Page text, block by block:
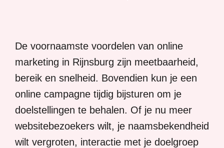
De voornaamste voordelen van online
marketing in Rijnsburg zijn meetbaarheid,
bereik en snelheid. Bovendien kun je een
online campagne tijdig bijsturen om je
doelstellingen te behalen. Of je nu meer
websitebezoekers wilt, je naamsbekendheid
wilt vergroten, interactie met je doelgroep